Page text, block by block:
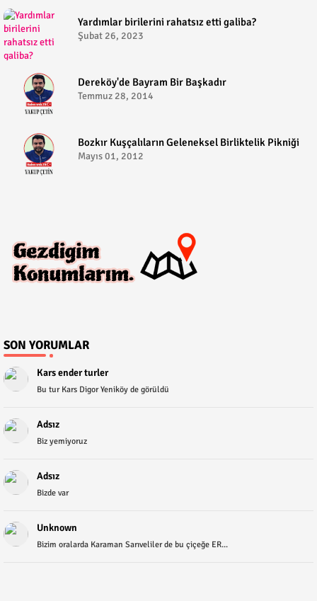
​Yardımlar birilerini rahatsız etti galiba?
Şubat 26, 2023
Dereköy'de Bayram Bir Başkadır
Temmuz 28, 2014
Bozkır Kuşçalıların Geleneksel Birliktelik Pikniği
Mayıs 01, 2012
SON YORUMLAR
Kars ender turler
Bu tur Kars Digor Yeniköy de görüldü
Adsız
Biz yemiyoruz
Adsız
Bizde var
Unknown
Bizim oralarda Karaman Sarıveliler de bu çiçeğe ER...